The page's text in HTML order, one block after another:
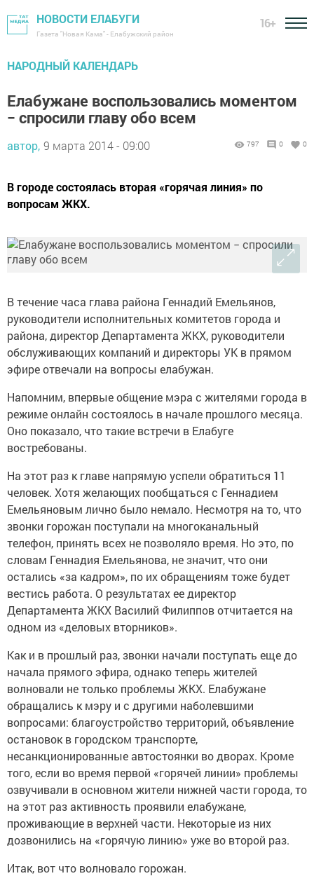
НОВОСТИ ЕЛАБУГИ
Газета "Новая Кама" - Елабужский район
16+
НАРОДНЫЙ КАЛЕНДАРЬ
Елабужане воспользовались моментом
− спросили главу обо всем
автор, 9 марта 2014 - 09:00 797 0 0
В городе состоялась вторая «горячая линия» по
вопросам ЖКХ.
В течение часа глава района Геннадий Емельянов,
руководители исполнительных комитетов города и
района, директор Департамента ЖКХ, руководители
обслуживающих компаний и директоры УК в прямом
эфире отвечали на вопросы елабужан.
Напомним, впервые общение мэра с жителями города в
режиме онлайн состоялось в начале прошлого месяца.
Оно показало, что такие встречи в Елабуге
востребованы.
На этот раз к главе напрямую успели обратиться 11
человек. Хотя желающих пообщаться с Геннадием
Емельяновым лично было немало. Несмотря на то, что
звонки горожан поступали на многоканальный
телефон, принять всех не позволяло время. Но это, по
словам Геннадия Емельянова, не значит, что они
остались «за кадром», по их обращениям тоже будет
вестись работа. О результатах ее директор
Департамента ЖКХ Василий Филиппов отчитается на
одном из «деловых вторников».
Как и в прошлый раз, звонки начали поступать еще до
начала прямого эфира, однако теперь жителей
волновали не только проблемы ЖКХ. Елабужане
обращались к мэру и с другими наболевшими
вопросами: благоустройство территорий, объявление
остановок в городском транспорте,
несанкционированные автостоянки во дворах. Кроме
того, если во время первой «горячей линии» проблемы
озвучивали в основном жители нижней части города, то
на этот раз активность проявили елабужане,
проживающие в верхней части. Некоторые из них
дозвонились на «горячую линию» уже во второй раз.
Итак, вот что волновало горожан.